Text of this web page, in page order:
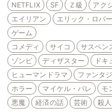
NETFLIX SF Ｚ級 アク
エイリアン
エリック・ロバ
ゲーム
コメディ
サイコ サスペン
ゾンビ
ディザスター
ドキ
ヒューマンドラマ
ファンタ
ホラー
マイケル・パレ モ
悪魔
経済の話 芸術 殺